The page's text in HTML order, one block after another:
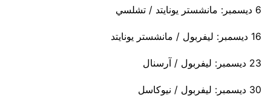
6 ديسمبر: مانشستر يونايتد / تشلسي
16 ديسمبر: ليفربول / مانشستر يونايتد
23 ديسمبر: ليفربول / آرسنال
30 ديسمبر: ليفربول / نيوكاسل